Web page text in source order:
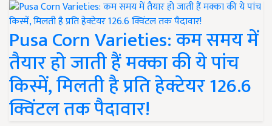
Pusa Corn Varieties: कम समय में
तैयार हो जाती हैं मक्का की ये पांच
किस्में, मिलती है प्रति हेक्टेयर 126.6
क्विंटल तक पैदावार!